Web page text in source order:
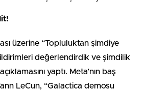
üzerine “Topluluktan şimdiye
değerlendirdik ve şimdilik
yaptı. Meta’nın baş
LeCun, “Galactica demosu